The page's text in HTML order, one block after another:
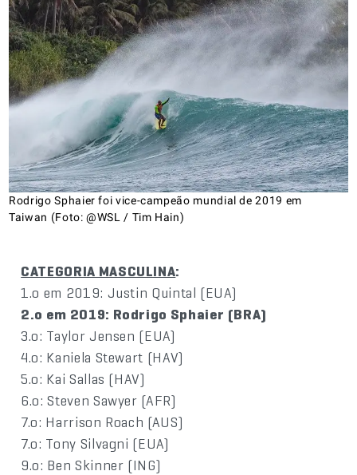
Rodrigo Sphaier foi vice-campeão mundial de 2019 em
Taiwan (Foto: @WSL / Tim Hain)
CATEGORIA MASCULINA:
1.o em 2019: Justin Quintal (EUA)
2.o em 2019: Rodrigo Sphaier (BRA)
3.o: Taylor Jensen (EUA)
4.o: Kaniela Stewart (HAV)
5.o: Kai Sallas (HAV)
6.o: Steven Sawyer (AFR)
7.o: Harrison Roach (AUS)
7.o: Tony Silvagni (EUA)
9.o: Ben Skinner (ING)